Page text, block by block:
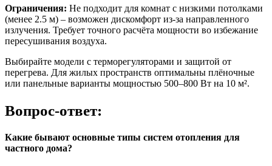
Ограничения: Не подходит для комнат с низкими потолками
(менее 2.5 м) – возможен дискомфорт из-за направленного
излучения. Требует точного расчёта мощности во избежание
пересушивания воздуха.
Выбирайте модели с терморегуляторами и защитой от
перегрева. Для жилых пространств оптимальны плёночные
или панельные варианты мощностью 500–800 Вт на 10 м².
Вопрос-ответ:
Какие бывают основные типы систем отопления для
частного дома?